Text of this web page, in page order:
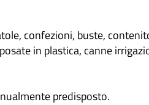
confezioni, buste,
in plastica, canne
predisposto.